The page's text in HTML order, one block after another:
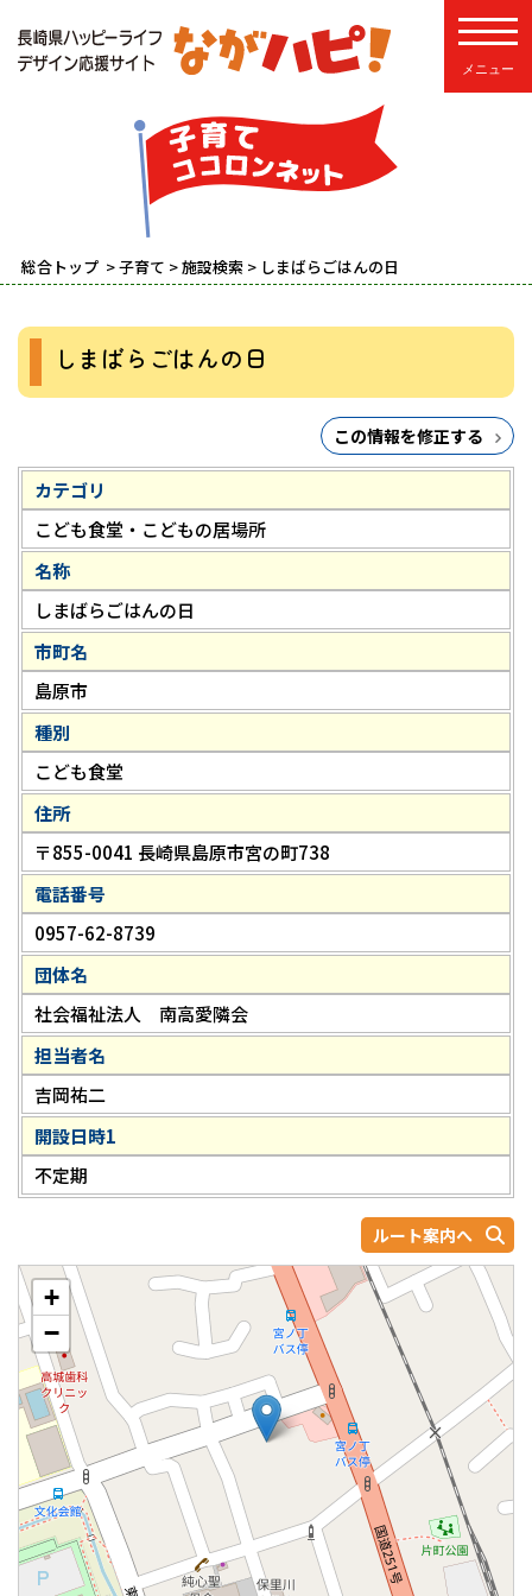
総合トップ >子育て >施設検索 > しまばらごはんの日
しまばらごはんの日
この情報を修正する
カテゴリ
こども食堂・こどもの居場所
名称
しまばらごはんの日
市町名
島原市
種別
こども食堂
住所
〒855-0041 長崎県島原市宮の町738
電話番号
0957-62-8739
団体名
社会福祉法人 南高愛隣会
担当者名
吉岡祐二
開設日時1
不定期
ルート案内へ
+
−